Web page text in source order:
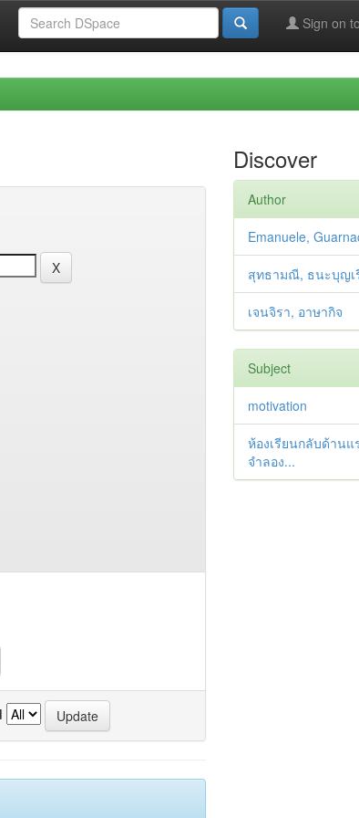
Sign on
Discover
Author
Emanuele,
สุทธามณี, ธนะบุญเ
เจนจิรา, อาษากิจ
Subject
motivation
ห้องเรียนกลับด้านแ
จำลอง...